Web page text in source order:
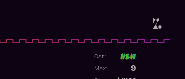
7.
Ost:
9
Max: